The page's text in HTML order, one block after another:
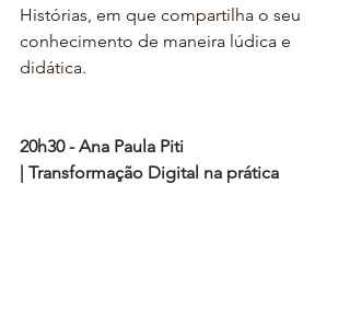
Histórias, em que compartilha o seu
conhecimento de maneira lúdica e
didática.
20h30 - Ana Paula Piti
| Transformação Digital na prática